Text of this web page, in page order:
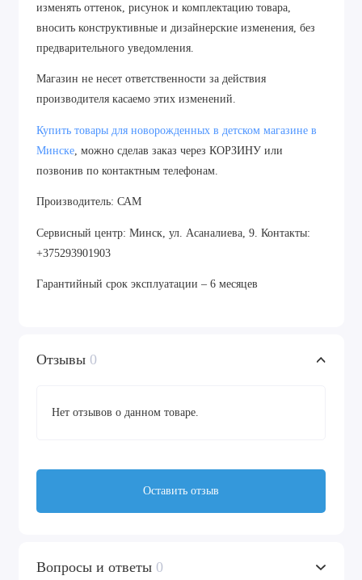
изменять оттенок, рисунок и комплектацию товара,
вносить конструктивные и дизайнерские изменения, без
предварительного уведомления.
Магазин не несет ответственности за действия
производителя касаемо этих изменений.
Купить товары для новорожденных в детском магазине в
Минске , можно сделав заказ через КОРЗИНУ или
позвонив по контактным телефонам.
Производитель: САМ
Сервисный центр: Минск, ул. Асаналиева, 9. Контакты:
+375293901903
Гарантийный срок эксплуатации – 6 месяцев
Отзывы 0
Нет отзывов о данном товаре.
Оставить отзыв
Вопросы и ответы 0